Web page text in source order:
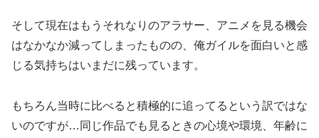
そして現在はもうそれなりのアラサー、アニメを見る機会
はなかなか減ってしまったものの、俺ガイルを面白いと感
じる気持ちはいまだに残っています。
もちろん当時に比べると積極的に追ってるという訳ではな
いのですが…同じ作品でも見るときの心境や環境、年齢に